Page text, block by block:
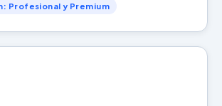
Profesional y Premium